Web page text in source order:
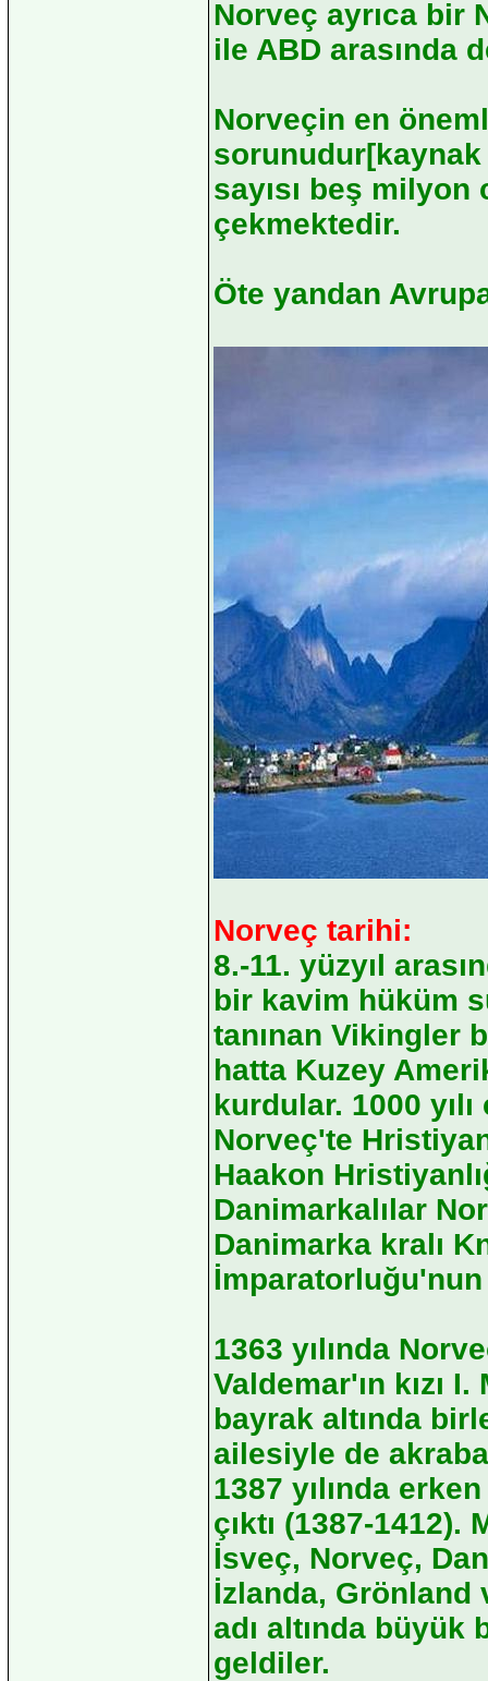
Norveç ayrıca bir
ile ABD arasında
Norveçin en
sayısı beş
çekmektedir.
Öte yandan
Norveç tarihi:
8.-11. yüzyıl
bir kavim hüküm
tanınan Vikingler
hatta Kuzey
kurdular. 1000
Norveç'te
Haakon
Danimarkalılar
Danimarka kralı
1363 yılında
Valdemar'ın kızı
bayrak altında
ailesiyle de
1387 yılında
çıktı (1387-1412).
İsveç, Norveç,
İzlanda,
adı altında
geldiler.